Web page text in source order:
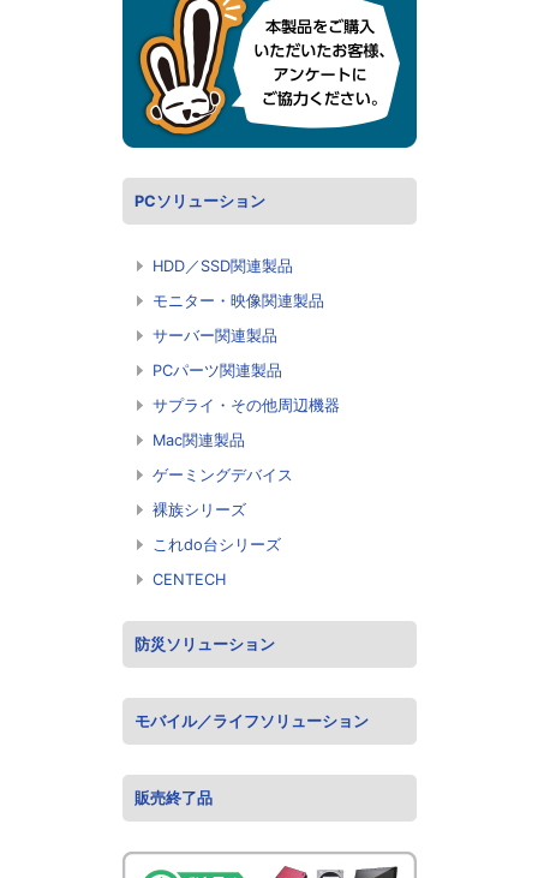
PCソリューション
HDD／SSD関連製品
モニター・映像関連製品
サーバー関連製品
PCパーツ関連製品
サプライ・その他周辺機器
Mac関連製品
ゲーミングデバイス
裸族シリーズ
これdo台シリーズ
CENTECH
防災ソリューション
モバイル／ライフソリューション
販売終了品